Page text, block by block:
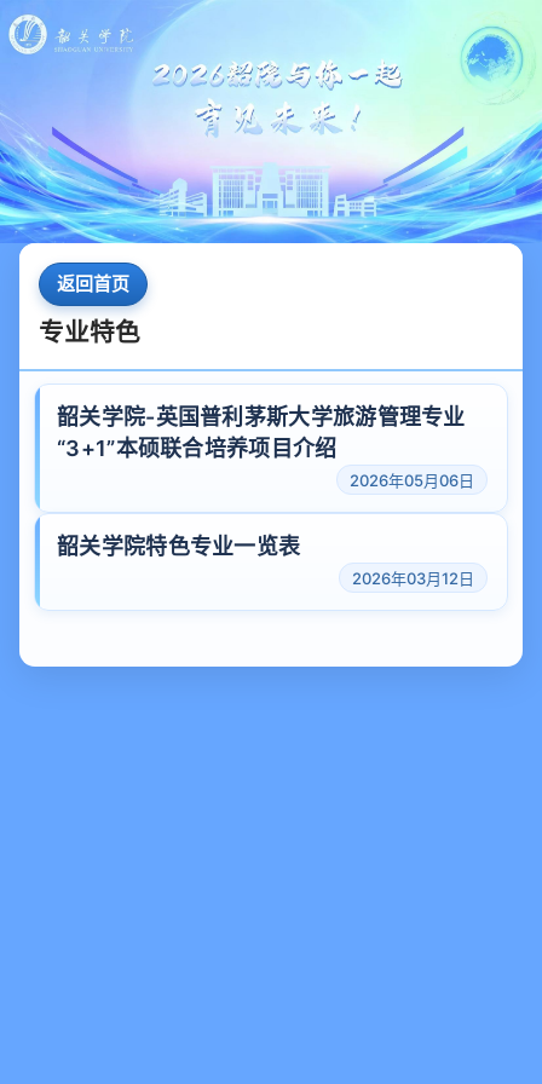
返回首页
专业特色
韶关学院-英国普利茅斯大学旅游管理专业
“3+1”本硕联合培养项目介绍
2026年05月06日
韶关学院特色专业一览表
2026年03月12日